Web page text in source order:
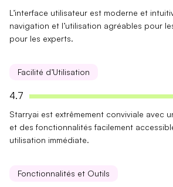
L’interface utilisateur est moderne et
navigation et l’utilisation agréables pour
pour les experts.
Facilité d’Utilisation
4.7
Starryai est extrêmement conviviale avec
et des fonctionnalités facilement
utilisation immédiate.
Fonctionnalités et Outils